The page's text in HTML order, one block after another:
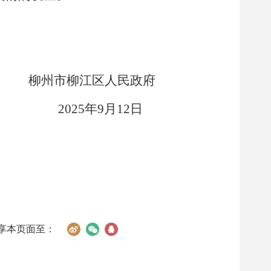
柳州市柳江区人民政府
2025年9月 12 日
本页面至：